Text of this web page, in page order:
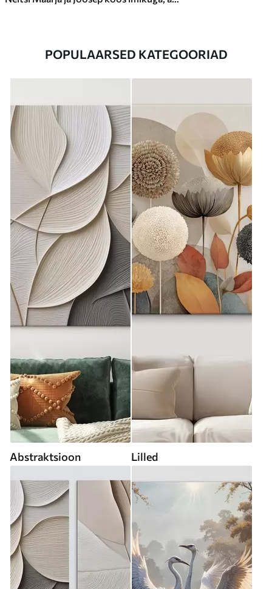
POPULAARSED KATEGOORIAD
Abstraktsioon Lilled